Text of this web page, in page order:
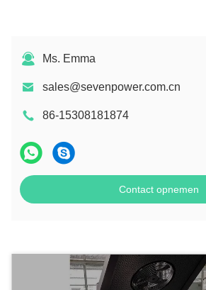
Ms. Emma
sales@sevenpower.com.cn
86-15308181874
Contact opnemen